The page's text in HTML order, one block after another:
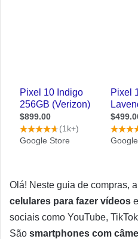
Olá! Neste guia de compras,
celulares para fazer vídeos
sociais como YouTube,
São smartphones com